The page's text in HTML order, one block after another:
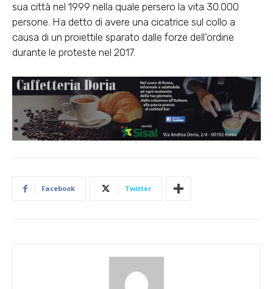
sua città nel 1999 nella quale persero la vita 30.000
persone. Ha detto di avere una cicatrice sul collo a
causa di un proiettile sparato dalle forze dell’ordine
durante le proteste nel 2017.
Facebook Twitter